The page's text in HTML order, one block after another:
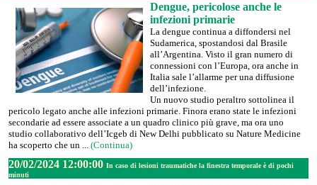
Dengue, pericolose anche le
infezioni primarie
La dengue continua a diffondersi nel
Sudamerica, spostandosi dal Brasile
all’Argentina. Visto il gran numero di
connessioni con l’Europa, ora anche in
Italia sale l’allarme per una diffusione
dell’infezione.
Un nuovo studio peraltro sottolinea il
pericolo legato anche alle infezioni primarie. Finora erano state le infezioni
secondarie ad essere associate a un quadro clinico più grave, ma ora uno
studio collaborativo dell’Icgeb di New Delhi pubblicato su Nature Medicine
ha scoperto che un ... (Continua)
20/02/2024 12:00:00 In caso di lesioni traumatiche la finestra temporale è di pochi
minuti